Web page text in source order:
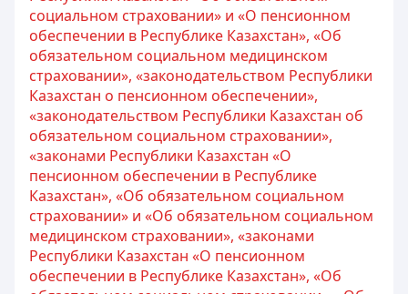
социальном страховании» и «О пенсионном
обеспечении в Республике Казахстан», «Об
обязательном социальном медицинском
страховании», «законодательством Республики
Казахстан о пенсионном обеспечении»,
«законодательством Республики Казахстан об
обязательном социальном страховании»,
«законами Республики Казахстан «О
пенсионном обеспечении в Республике
Казахстан», «Об обязательном социальном
страховании» и «Об обязательном социальном
медицинском страховании», «законами
Республики Казахстан «О пенсионном
обеспечении в Республике Казахстан», «Об